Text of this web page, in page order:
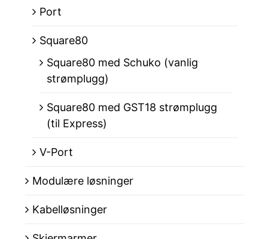
Port
Square80
Square80 med Schuko (vanlig
strømplugg)
Square80 med GST18 strømplugg
(til Express)
V-Port
Modulære løsninger
Kabelløsninger